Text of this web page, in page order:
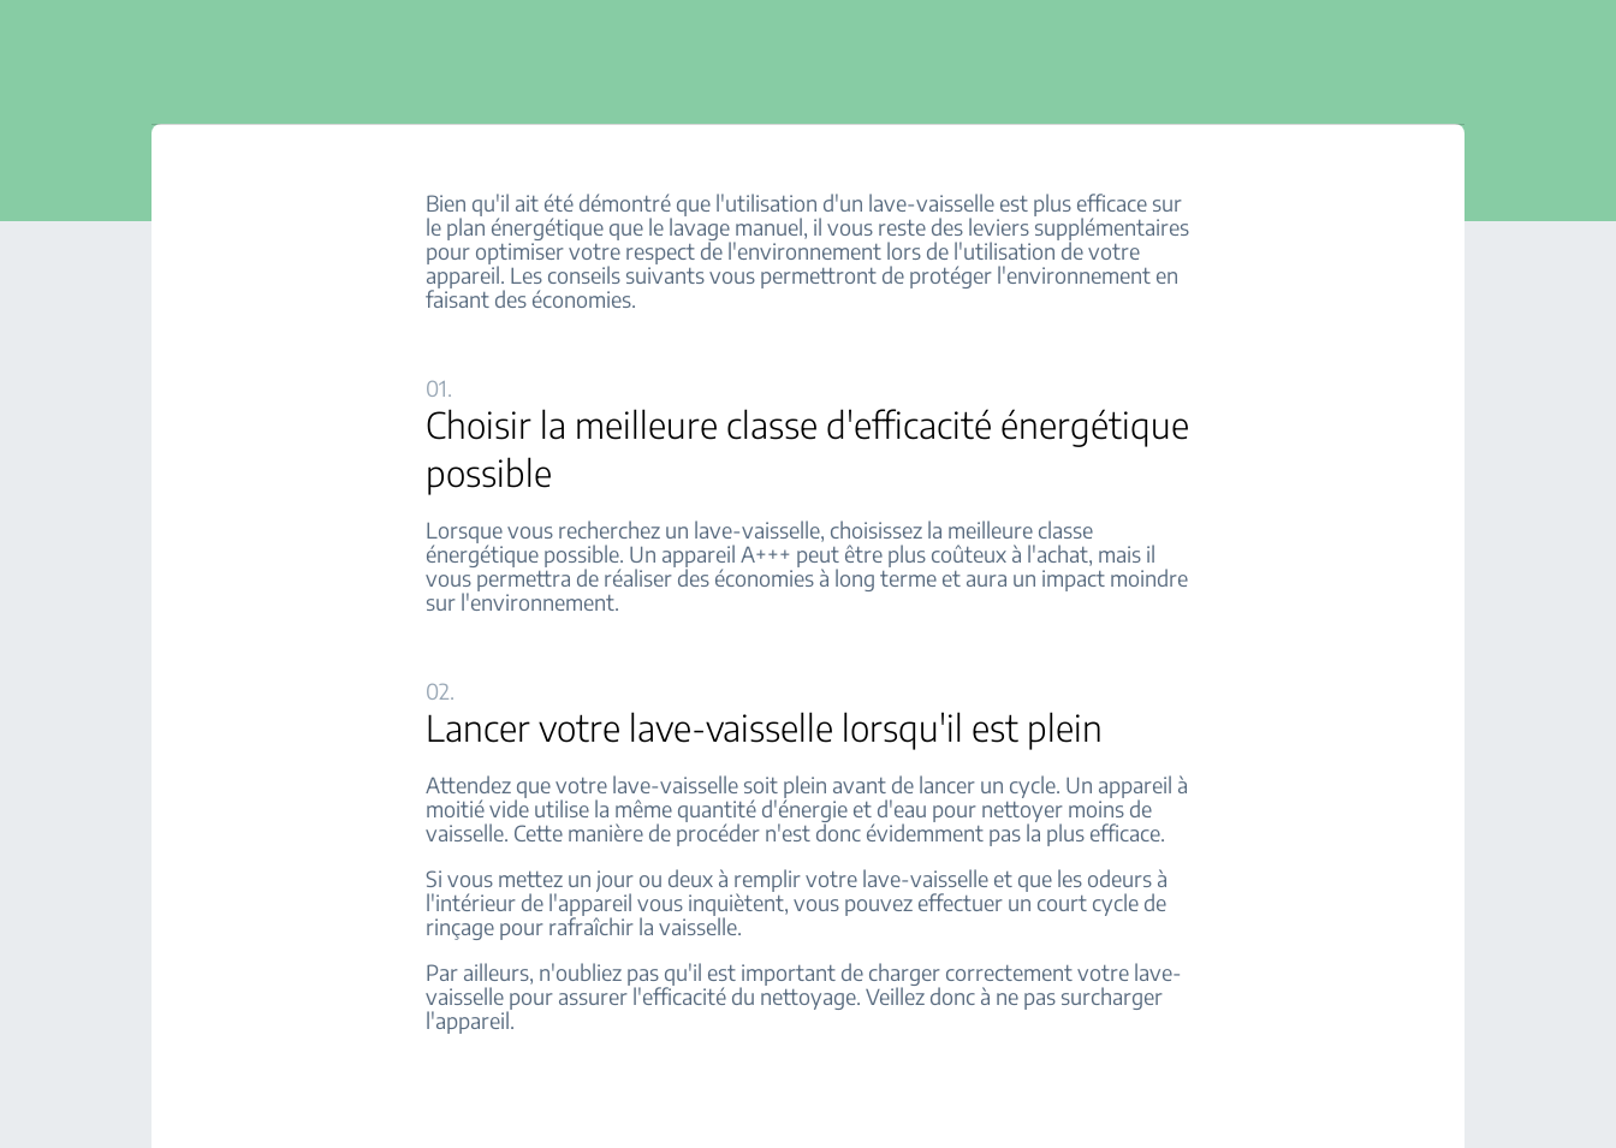
Bien qu'il ait été démontré que l'utilisation d'un lave-vaisselle est plus efficace sur
le plan énergétique que le lavage manuel, il vous reste des leviers supplémentaires
pour optimiser votre respect de l'environnement lors de l'utilisation de votre
appareil. Les conseils suivants vous permettront de protéger l'environnement en
faisant des économies.
01.
Choisir la meilleure classe d'efficacité énergétique
possible
Lorsque vous recherchez un lave-vaisselle, choisissez la meilleure classe
énergétique possible. Un appareil A+++ peut être plus coûteux à l'achat, mais il
vous permettra de réaliser des économies à long terme et aura un impact moindre
sur l'environnement.
02.
Lancer votre lave-vaisselle lorsqu'il est plein
Attendez que votre lave-vaisselle soit plein avant de lancer un cycle. Un appareil à
moitié vide utilise la même quantité d'énergie et d'eau pour nettoyer moins de
vaisselle. Cette manière de procéder n'est donc évidemment pas la plus efficace.
Si vous mettez un jour ou deux à remplir votre lave-vaisselle et que les odeurs à
l'intérieur de l'appareil vous inquiètent, vous pouvez effectuer un court cycle de
rinçage pour rafraîchir la vaisselle.
Par ailleurs, n'oubliez pas qu'il est important de charger correctement votre lave-
vaisselle pour assurer l'efficacité du nettoyage. Veillez donc à ne pas surcharger
l'appareil.